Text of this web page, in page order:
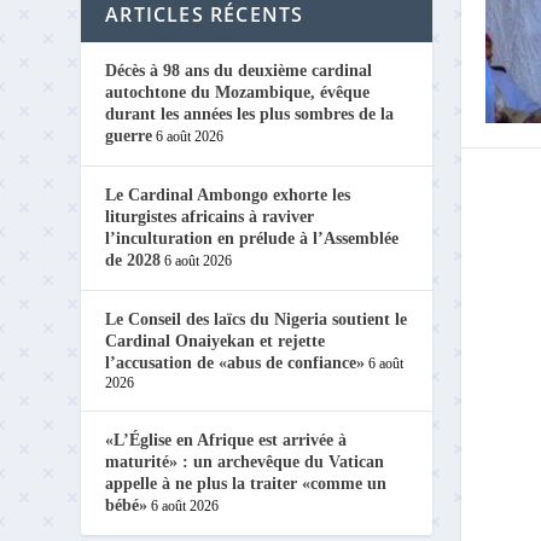
ARTICLES RÉCENTS
Décès à 98 ans du deuxième cardinal
autochtone du Mozambique, évêque
durant les années les plus sombres de la
guerre 6 août 2026
Le Cardinal Ambongo exhorte les
liturgistes africains à raviver
l’inculturation en prélude à l’Assemblée
de 2028 6 août 2026
Le Conseil des laïcs du Nigeria soutient le
Cardinal Onaiyekan et rejette
l’accusation de «abus de confiance» 6 août
2026
«L’Église en Afrique est arrivée à
maturité» : un archevêque du Vatican
appelle à ne plus la traiter «comme un
bébé» 6 août 2026